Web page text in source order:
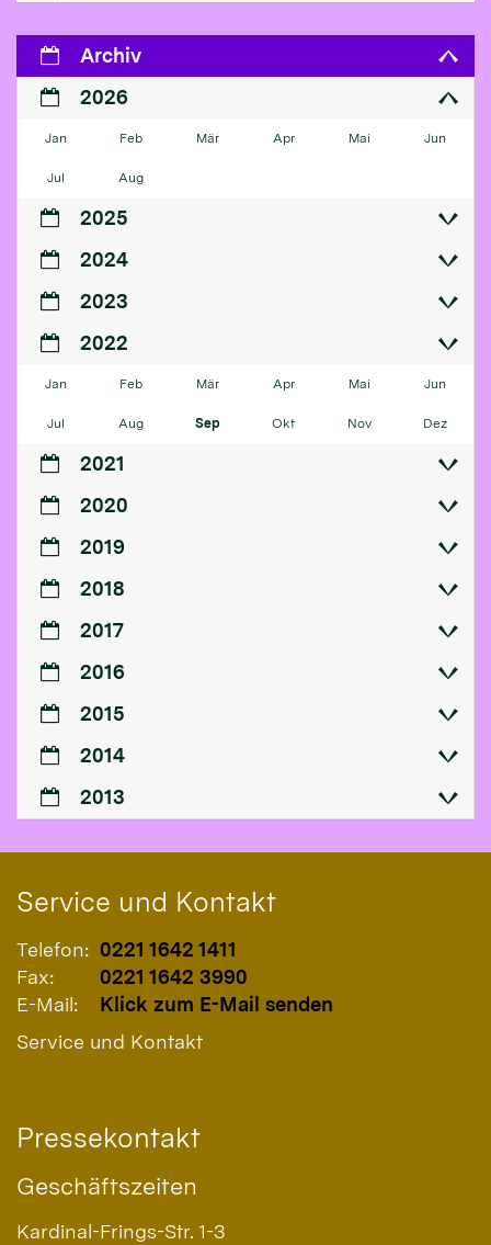
Archiv
2026
Jan Feb Mär Apr Mai Jun
Jul Aug
2025
2024
2023
2022
Jan Feb Mär Apr Mai Jun
Jul Aug Sep Okt Nov Dez
2021
2020
2019
2018
2017
2016
2015
2014
2013
Service und Kontakt
Telefon: 0221 1642 1411
Fax:
0221 1642 3990
E-Mail:
Klick zum E-Mail senden
Service und Kontakt
Pressekontakt
Geschäftszeiten
Kardinal-Frings-Str. 1-3